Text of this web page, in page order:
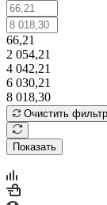
66,21
2 054,21
4 042,21
6 030,21
8 018,30
Очистить фильтр
Показать